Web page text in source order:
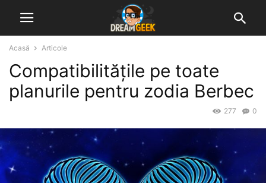
Acasă Articole
Compatibilitățile pe toate
planurile pentru zodia Berbec
0
277